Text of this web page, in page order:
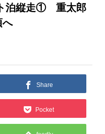
泊縦走① 重太郎
Share
Pocket